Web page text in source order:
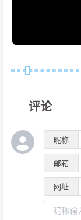
评论
昵称
邮箱
网址